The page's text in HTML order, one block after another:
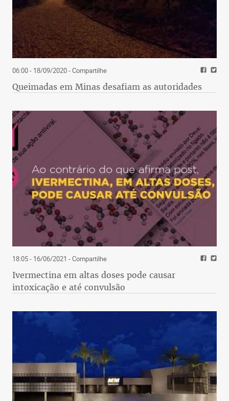
06:00 - 18/09/2020- Compartilhe
Queimadas em Minas desafiam as autoridades
18:05 - 16/06/2021 - Compartilhe
Ivermectina em altas doses pode causar
intoxicação e até convulsão